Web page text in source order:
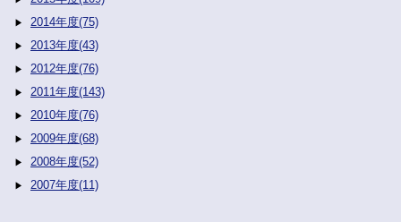
2014年度(75)
2013年度(43)
2012年度(76)
2011年度(143)
2010年度(76)
2009年度(68)
2008年度(52)
2007年度(11)